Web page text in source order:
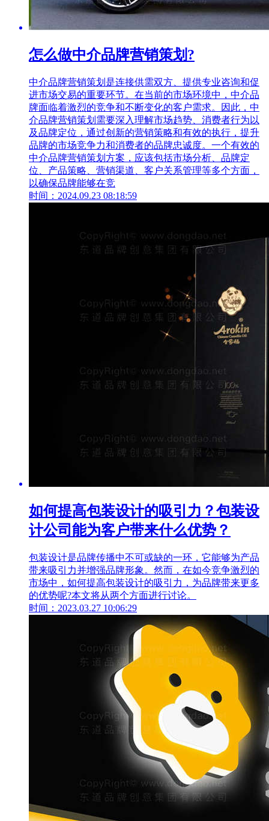
怎么做中介品牌营销策划?
中介品牌营销策划是连接供需双方、提供专业咨询和促
进市场交易的重要环节。在当前的市场环境中，中介品
牌面临着激烈的竞争和不断变化的客户需求。因此，中
介品牌营销策划需要深入理解市场趋势、消费者行为以
及品牌定位，通过创新的营销策略和有效的执行，提升
品牌的市场竞争力和消费者的品牌忠诚度。一个有效的
中介品牌营销策划方案，应该包括市场分析、品牌定
位、产品策略、营销渠道、客户关系管理等多个方面，
以确保品牌能够在竞
时间：2024.09.23 08:18:59
如何提高包装设计的吸引力？包装设
计公司能为客户带来什么优势？
包装设计是品牌传播中不可或缺的一环，它能够为产品
带来吸引力并增强品牌形象。然而，在如今竞争激烈的
市场中，如何提高包装设计的吸引力，为品牌带来更多
的优势呢?本文将从两个方面进行讨论。
时间：2023.03.27 10:06:29